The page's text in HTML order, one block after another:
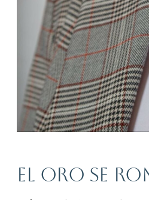
El oro se